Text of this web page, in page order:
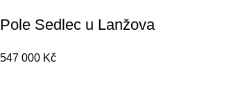
Pole Sedlec u Lanžova
547 000 Kč